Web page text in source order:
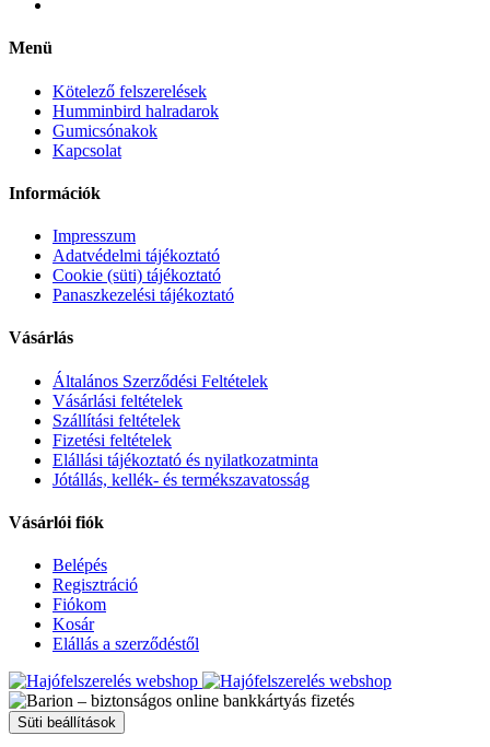
Menü
Kötelező felszerelések
Humminbird halradarok
Gumicsónakok
Kapcsolat
Információk
Impresszum
Adatvédelmi tájékoztató
Cookie (süti) tájékoztató
Panaszkezelési tájékoztató
Vásárlás
Általános Szerződési Feltételek
Vásárlási feltételek
Szállítási feltételek
Fizetési feltételek
Elállási tájékoztató és nyilatkozatminta
Jótállás, kellék- és termékszavatosság
Vásárlói fiók
Belépés
Regisztráció
Fiókom
Kosár
Elállás a szerződéstől
Süti beállítások